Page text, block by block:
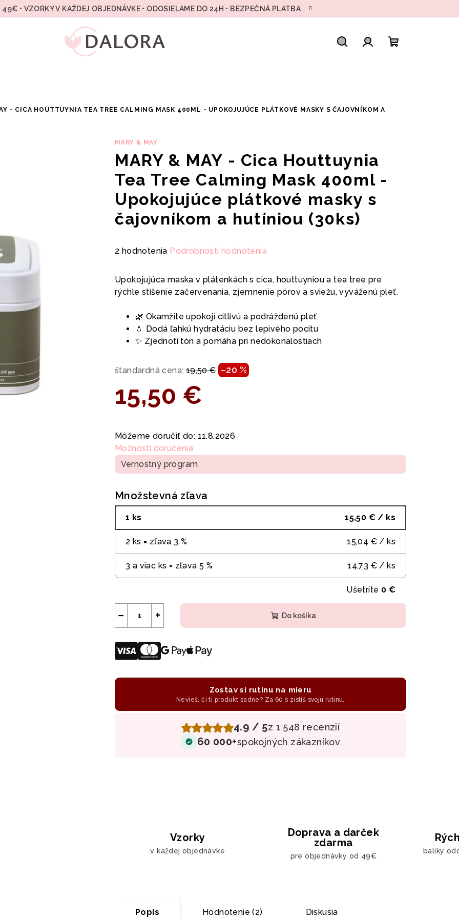
49€ • VZORKY V KAŽDEJ OBJEDNÁVKE • ODOSIELAME DO 24H • BEZPEČNÁ PLATBA
- CICA HOUTTUYNIA TEA TREE CALMING MASK 400ML - UPOKOJUJÚCE PLÁTKOVÉ MASKY S ČAJOVNÍKOM A
MARY & MAY
MARY & MAY - Cica Houttuynia
Tea Tree Calming Mask 400ml -
Upokojujúce plátkové masky s
čajovníkom a hutíniou (30ks)
Priemerné
produktu
je
5,0
hviezdičiek.
2 hodnotenia Podrobnosti hodnotenia
Upokojujúca maska v plátenkách s cica, houttuyniou a tea tree pre
rýchle stíšenie začervenania, zjemnenie pórov a sviežu, vyváženú pleť.
🌿 Okamžite upokojí citlivú a podráždenú pleť
💧 Dodá ľahkú hydratáciu bez lepivého pocitu
✨ Zjednotí tón a pomáha pri nedokonalostiach
štandardná cena: 19,50 € –20 %
15,50 €
cena:
Môžeme doručiť do: 11.8.2026
Možnosti doručenia
Vernostný program
Množstevná zľava
1 ks 15,50 € / ks
2 ks = zľava 3 % 15,04 € / ks
3 a viac ks = zľava 5 % 14,73 € / ks
Ušetríte 0 €
+
− Do košíka
Zostav si rutinu na mieru
Nevieš, či ti produkt sadne? Za 60 s zistíš svoju rutinu.
4.9 / 5z 1 548 recenzií
60 000+spokojných zákazníkov
Vzorky
v každej objednávke
Doprava a darček
zdarma
pre objednávky od 49€
balíky
Popis Hodnotenie (2) Diskusia